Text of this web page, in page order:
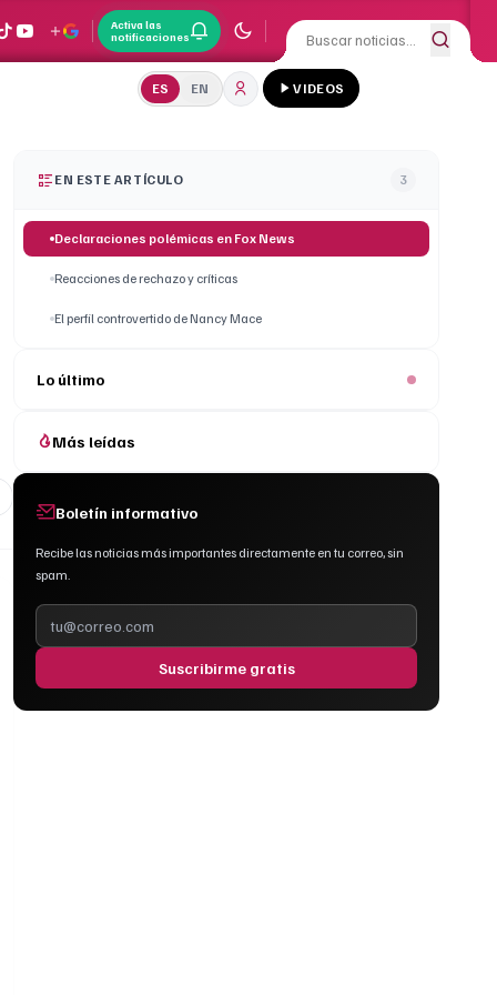
Activa las
notificaciones
ES EN VIDEOS
EN ESTE ARTÍCULO 3
Declaraciones polémicas en Fox News
Reacciones de rechazo y críticas
El perfil controvertido de Nancy Mace
Lo último
Más leídas
Boletín informativo
Recibe las noticias más importantes directamente en tu correo, sin
spam.
Suscribirme gratis